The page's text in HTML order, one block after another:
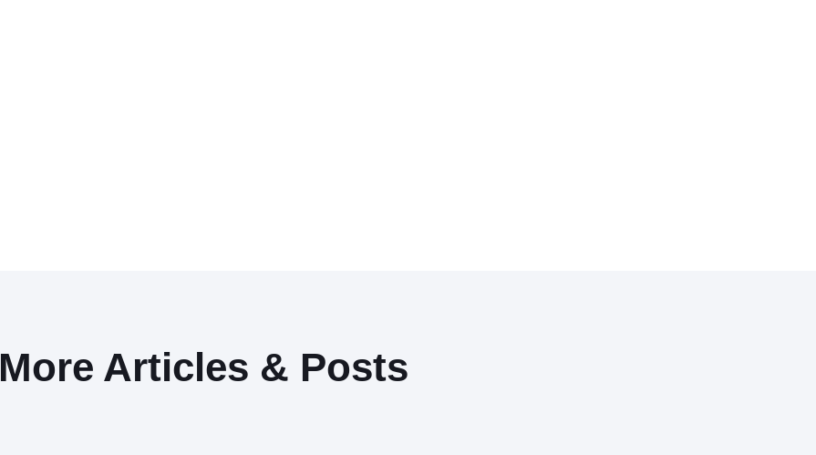
More Articles & Posts